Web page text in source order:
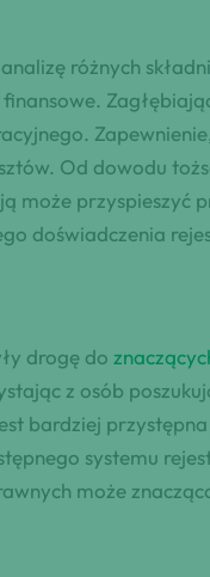
różnych
Od dowodu
może przyspieszyć
doświadczenia
drogę do
z osób
bardziej
systemu
może